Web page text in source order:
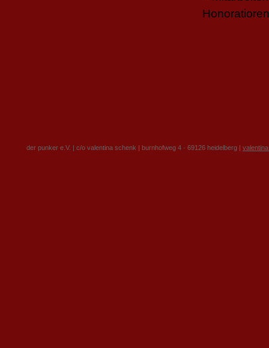
der punker e.V. | c/o valentina schenk | burnhofweg 4 · 69126 heidelberg |